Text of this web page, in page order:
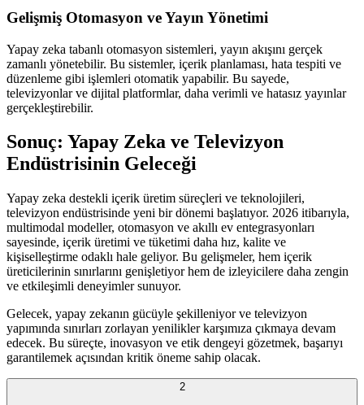
Gelişmiş Otomasyon ve Yayın Yönetimi
Yapay zeka tabanlı otomasyon sistemleri, yayın akışını gerçek
zamanlı yönetebilir. Bu sistemler, içerik planlaması, hata tespiti ve
düzenleme gibi işlemleri otomatik yapabilir. Bu sayede,
televizyonlar ve dijital platformlar, daha verimli ve hatasız yayınlar
gerçekleştirebilir.
Sonuç: Yapay Zeka ve Televizyon
Endüstrisinin Geleceği
Yapay zeka destekli içerik üretim süreçleri ve teknolojileri,
televizyon endüstrisinde yeni bir dönemi başlatıyor. 2026 itibarıyla,
multimodal modeller, otomasyon ve akıllı ev entegrasyonları
sayesinde, içerik üretimi ve tüketimi daha hız, kalite ve
kişiselleştirme odaklı hale geliyor. Bu gelişmeler, hem içerik
üreticilerinin sınırlarını genişletiyor hem de izleyicilere daha zengin
ve etkileşimli deneyimler sunuyor.
Gelecek, yapay zekanın gücüyle şekilleniyor ve televizyon
yapımında sınırları zorlayan yenilikler karşımıza çıkmaya devam
edecek. Bu süreçte, inovasyon ve etik dengeyi gözetmek, başarıyı
garantilemek açısından kritik öneme sahip olacak.
2